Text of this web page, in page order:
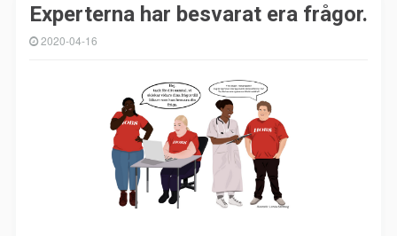
Experterna har besvarat era frågor.
2020-04-16